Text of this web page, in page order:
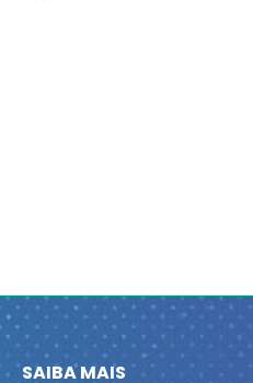
SAIBA MAIS